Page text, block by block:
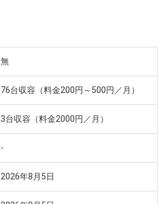
無
76台収容（料金200円～500円／月）
3台収容（料金2000円／月）
-
2026年8月5日